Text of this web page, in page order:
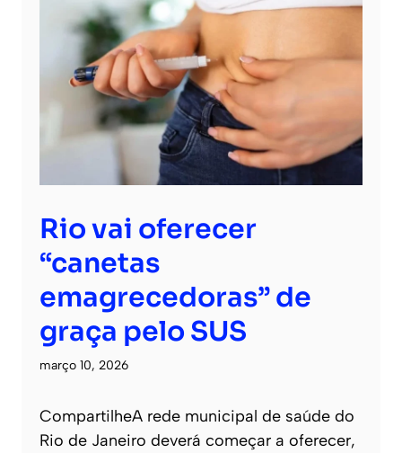
Rio vai oferecer
“canetas
emagrecedoras” de
graça pelo SUS
março 10, 2026
CompartilheA rede municipal de saúde do
Rio de Janeiro deverá começar a oferecer,